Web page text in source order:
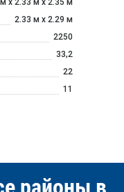
2.33 м х 2.29 м
2250
33,2
22
11